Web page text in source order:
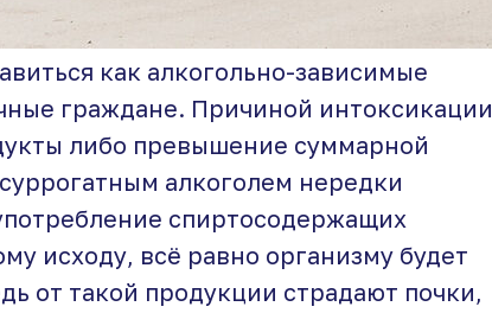
как алкогольно-зависимые
граждане. Причиной интоксикации
либо превышение суммарной
алкоголем нередки
спиртосодержащих
исходу, всё равно организму будет
от такой продукции страдают почки,